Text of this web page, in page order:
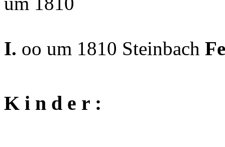
I. oo um 1810 Steinbach
K i n d e r :